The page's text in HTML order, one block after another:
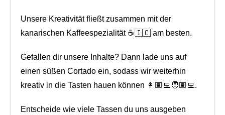
Unsere Kreativität fließt zusammen mit der
kanarischen Kaffeespezialität ☕🇮🇨 am besten.
Gefallen dir unsere Inhalte? Dann lade uns auf
einen süßen Cortado ein, sodass wir weiterhin
kreativ in die Tasten hauen können 👩🏽‍💻🧑🏽‍💻.
Entscheide wie viele Tassen du uns ausgeben